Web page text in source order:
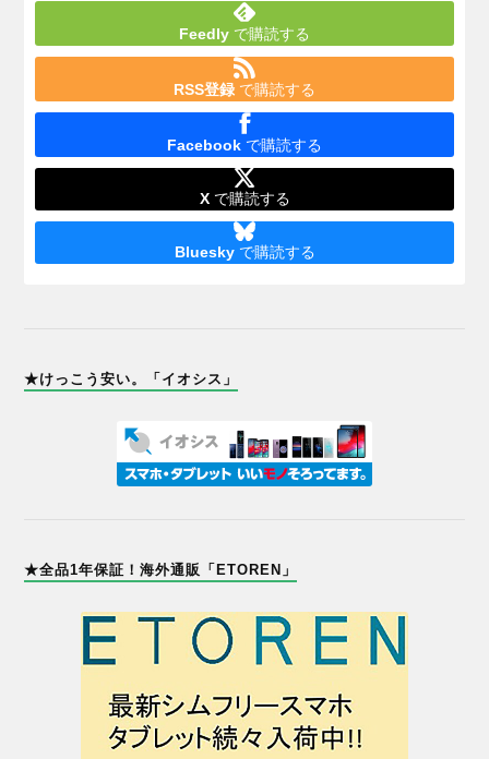
Feedly で購読する
RSS登録 で購読する
Facebook で購読する
Xで購読する
Blueskyで購読する
★けっこう安い。「イオシス」
★全品1年保証！海外通販「ETOREN」